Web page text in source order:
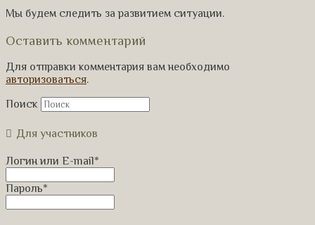
Мы будем следить за развитием ситуации.
Оставить комментарий
Для отправки комментария вам необходимо
авторизоваться.
Поиск
Для участников
Логин или E-mail*
Пароль*